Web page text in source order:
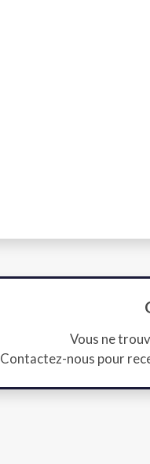
Vous ne
Contactez-nous pour